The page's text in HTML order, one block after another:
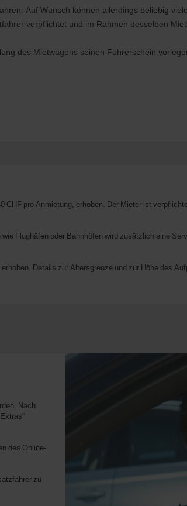
Auf Wunsch können allerdings beliebig
verpflichtet und im Rahmen desselben
des Mietwagens seinen Führerschein
pro Anmietung, erhoben. Der Mieter ist
Flughäfen oder Bahnhöfen wird zusätzlich eine
Details zur Altersgrenze und zur Höhe des
Nach
des Online-
zu